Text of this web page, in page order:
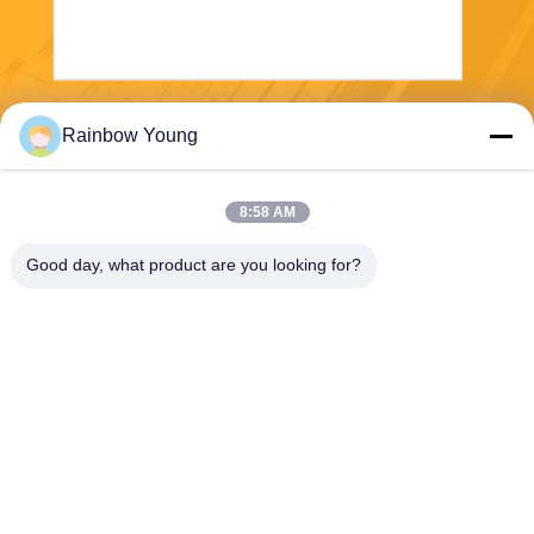
Rainbow Young
8:58 AM
Good day, what product are you looking for?